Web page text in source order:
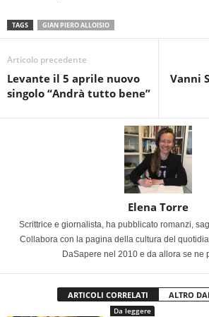
TAGS GIAN PIERO ALLOISIO
Articolo precedente
Levante il 5 aprile nuovo
singolo “Andrà tutto bene”
Vanni
Elena Torre
Scrittrice e giornalista, ha pubblicato romanzi,
Collabora con la pagina della cultura del
DaSapere nel 2010 e da allora se ne
ARTICOLI CORRELATI ALTRO
Da leggere